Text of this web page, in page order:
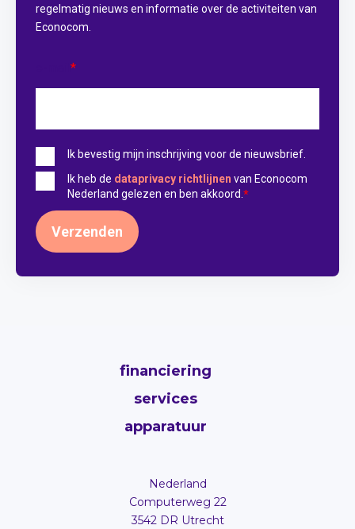
regelmatig nieuws en informatie over de activiteiten van
Econocom.
*
Ik bevestig mijn inschrijving voor de nieuwsbrief.
Ik heb de dataprivacy richtlijnen van Econocom
Nederland gelezen en ben akkoord. *
financiering
services
apparatuur
Nederland
Computerweg 22
3542 DR Utrecht